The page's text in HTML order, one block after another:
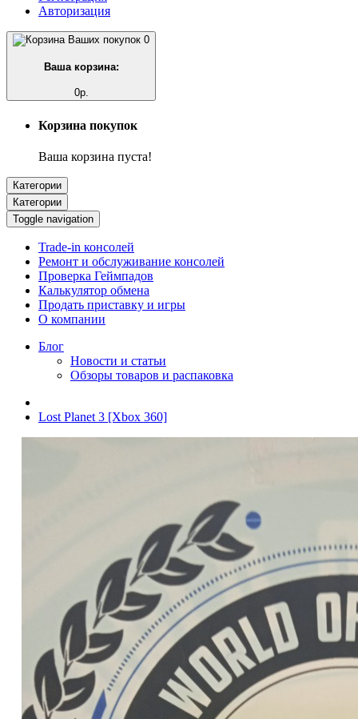
Авторизация
0
Ваша корзина:
0р.
Корзина покупок
Ваша корзина пуста!
Категории
Категории
Toggle navigation
Trade-in консолей
Ремонт и обслуживание консолей
Проверка Геймпадов
Калькулятор обмена
Продать приставку и игры
О компании
Блог
Новости и статьи
Обзоры товаров и распаковка
Lost Planet 3 [Xbox 360]